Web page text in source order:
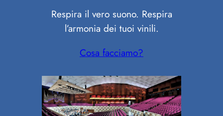
Respira il vero suono. Respira
l’armonia dei tuoi vinili.
Cosa facciamo?